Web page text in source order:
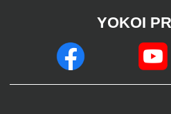
YOKOI